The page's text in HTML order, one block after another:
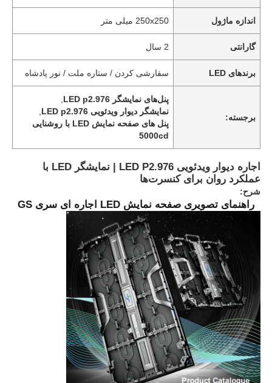
اندازه ماژول 250x250 میلی متر
گارانتی 2 سال
برندهای LED سفارشی کردن / ستاره ملت / نور پادشاه
برجسته:
پنل‌های نمایشگر LED p2.976
نمایشگر دیوار ویدئویی LED p2.976
پنل های صفحه نمایش LED با روشنایی
5000cd
اجاره دیوار ویدئویی LED P2.976 | نمایشگر LED با
عملکرد روان برای کنسرت‌ها
شرح:
راهنمای تصویری صفحه نمایش LED اجاره ای سری GS